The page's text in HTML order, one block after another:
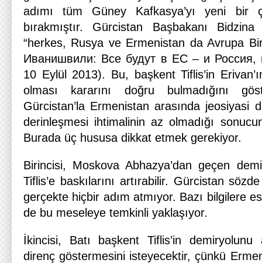
adımı tüm Güney Kafkasya’yı yeni bir
bırakmıştır. Gürcistan Başbakanı
“herkes, Rusya ve Ermenistan da Avrupa
Иванишвили: Все будут в EС – и
10 Eylül 2013). Bu, başkent Tiflis’in
olması kararını doğru bulmadığını
Gürcistan’la Ermenistan arasında jeosiyasi
derinleşmesi ihtimalinin az olmadığı
Burada üç hususa dikkat etmek gerekiyor.
Birincisi, Moskova Abhazya’dan geçen
Tiflis’e baskılarını artırabilir. Gürcistan
gerçekte hiçbir adım atmıyor. Bazı bilgilere
de bu meseleye temkinli yaklaşıyor.
İkincisi, Batı başkent Tiflis’in demiryolunu
direnç göstermesini isteyecektir, çünkü